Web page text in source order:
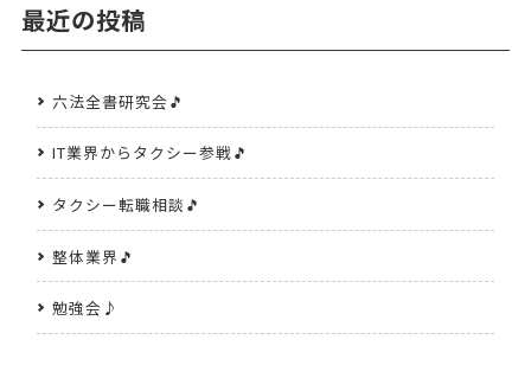
最近の投稿
六法全書研究会🎵
IT業界からタクシー参戦🎵
タクシー転職相談🎵
整体業界🎵
勉強会♪